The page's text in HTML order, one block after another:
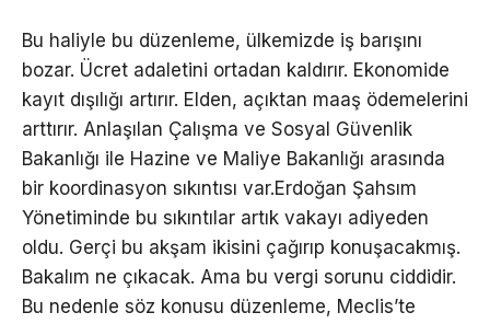
Bu haliyle bu düzenleme, ülkemizde iş barışını
bozar. Ücret adaletini ortadan kaldırır. Ekonomide
kayıt dışılığı artırır. Elden, açıktan maaş ödemelerini
arttırır. Anlaşılan Çalışma ve Sosyal Güvenlik
Bakanlığı ile Hazine ve Maliye Bakanlığı arasında
bir koordinasyon sıkıntısı var.Erdoğan Şahsım
Yönetiminde bu sıkıntılar artık vakayı adiyeden
oldu. Gerçi bu akşam ikisini çağırıp konuşacakmış.
Bakalım ne çıkacak. Ama bu vergi sorunu ciddidir.
Bu nedenle söz konusu düzenleme, Meclis’te